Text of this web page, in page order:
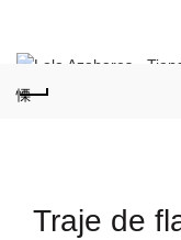
Traje de